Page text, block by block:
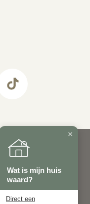
×
Wat is mijn huis
waard?
Direct een